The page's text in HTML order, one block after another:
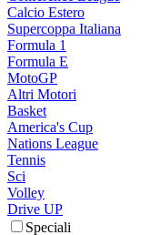
Calcio Estero
Supercoppa Italiana
Formula 1
Formula E
MotoGP
Altri Motori
Basket
America's Cup
Nations League
Tennis
Sci
Volley
Drive UP
Speciali